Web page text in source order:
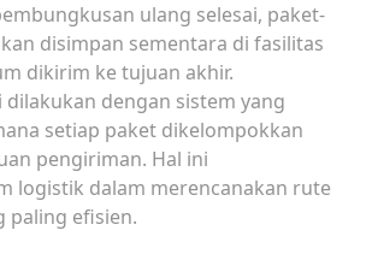
ulang selesai, paket-
disimpan sementara di fasilitas
dikirim ke tujuan akhir.
dilakukan dengan sistem yang
setiap paket dikelompokkan
pengiriman. Hal ini
logistik dalam merencanakan rute
paling efisien.